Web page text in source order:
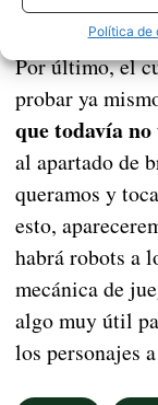
Política de
Por último, el
probar ya
que todavía no
al apartado de
queramos y
esto,
habrá robots a
mecánica de
algo muy útil
los personajes